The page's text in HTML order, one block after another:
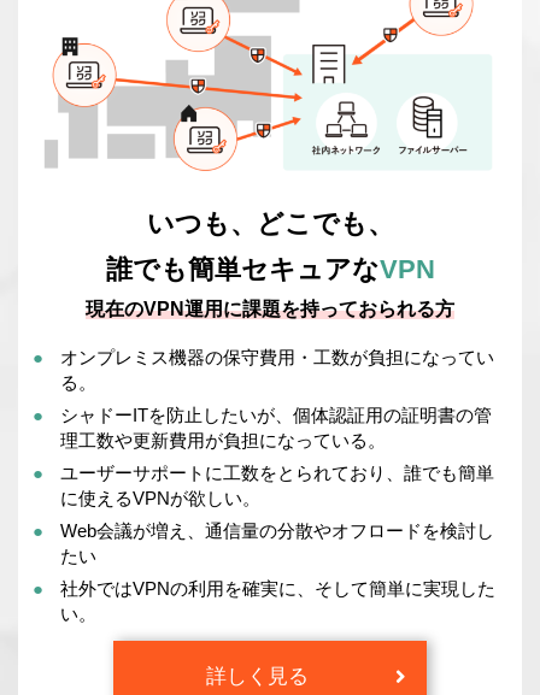
いつも、どこでも、
誰でも簡単セキュアなVPN
現在のVPN運用に課題を持っておられる方
オンプレミス機器の保守費用・工数が負担になってい
る。
シャドーITを防止したいが、個体認証用の証明書の管
理工数や更新費用が負担になっている。
ユーザーサポートに工数をとられており、誰でも簡単
に使えるVPNが欲しい。
Web会議が増え、通信量の分散やオフロードを検討し
たい
社外ではVPNの利用を確実に、そして簡単に実現した
い。
詳しく見る